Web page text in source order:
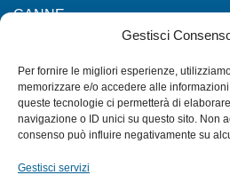
Gestisci
Per fornire le migliori esperienze,
memorizzare e/o accedere alle
queste tecnologie ci permetterà di
navigazione o ID unici su questo sito. Non
consenso può influire negativamente su
Gestisci servizi
CANNE
ACCESSORI NAUTICI
ACCESSORI PESCA
EXTRA